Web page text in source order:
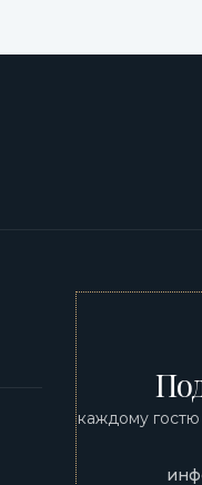
каждому гостю